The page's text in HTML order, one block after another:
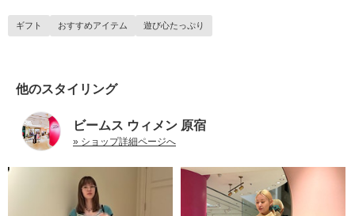
ギフト おすすめアイテム 遊び心たっぷり
他のスタイリング
ビームス ウィメン 原宿
» ショップ詳細ページへ